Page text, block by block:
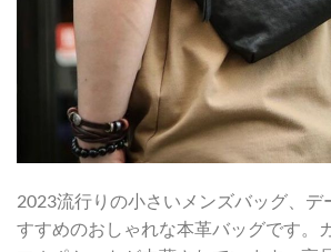
2023流行りの小さいメンズバッグ、デ
すすめのおしゃれな本革バッグです。